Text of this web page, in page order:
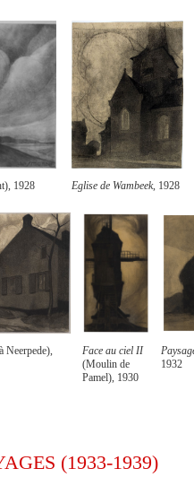
1928 Eglise de Wambeek, 1928
Neerpede),
Face au ciel II
(Moulin de
Pamel), 1930
1932
(1933-1939)